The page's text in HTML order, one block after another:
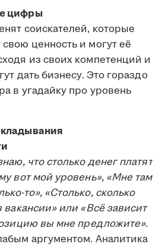
цифры
соискателей, которые
ценность и могут её
из своих компетенций и
дать бизнесу. Это гораздо
в угадайку про уровень
что столько денег платят
вот мой уровень», «Мне там
то», «Столько, сколько
вакансии» или «Всё зависит
вы мне предложите».
аргументом. Аналитика